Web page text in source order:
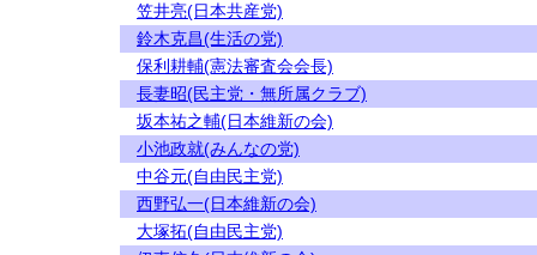
笠井亮(日本共産党)
鈴木克昌(生活の党)
保利耕輔(憲法審査会会長)
長妻昭(民主党・無所属クラブ)
坂本祐之輔(日本維新の会)
小池政就(みんなの党)
中谷元(自由民主党)
西野弘一(日本維新の会)
大塚拓(自由民主党)